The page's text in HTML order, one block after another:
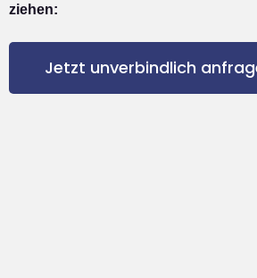
ziehen:
Jetzt unverbindlich